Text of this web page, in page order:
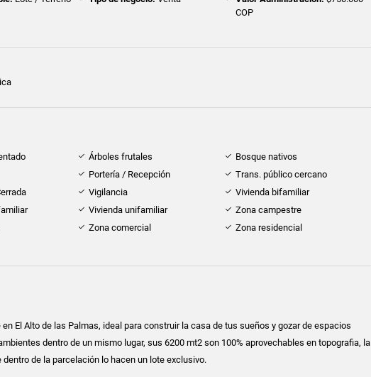
COP
Árboles frutales
Bosque nativos
Portería / Recepción
Trans. público cercano
Vigilancia
Vivienda bifamiliar
Vivienda unifamiliar
Zona campestre
Zona comercial
Zona residencial
El Alto de las Palmas, ideal para construir la casa de tus sueños y gozar de espacios
dentro de un mismo lugar, sus 6200 mt2 son 100% aprovechables en topografia, la
de la parcelación lo hacen un lote exclusivo.